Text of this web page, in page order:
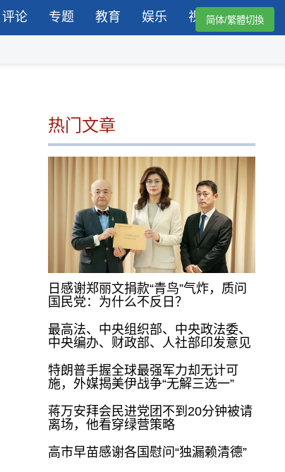
评论 专题 教育 娱乐 视频简体/繁體切換
热门文章
日感谢郑丽文捐款“青鸟”气炸，质问
国民党：为什么不反日？
最高法、中央组织部、中央政法委、
中央编办、财政部、人社部印发意见
特朗普手握全球最强军力却无计可
施，外媒揭美伊战争“无解三选一”
蒋万安拜会民进党团不到20分钟被请
离场，他看穿绿营策略
高市早苗感谢各国慰问“独漏赖清德”